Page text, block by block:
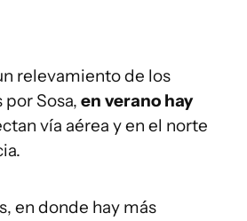
relevamiento de los
Sosa, en verano hay
vía aérea y en el norte
en donde hay más